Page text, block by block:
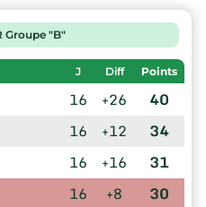
Groupe "B"
J Diff Points
16 +26 40
16 +12 34
16 +16 31
16 +8 30